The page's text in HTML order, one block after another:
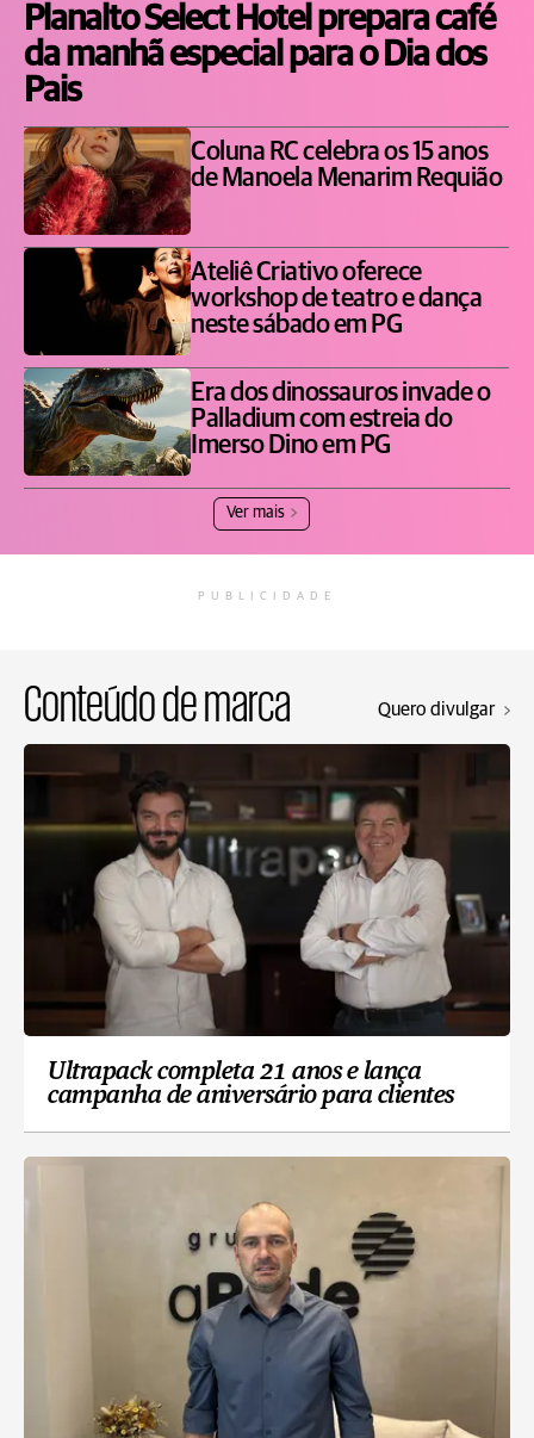
Planalto Select Hotel prepara café
da manhã especial para o Dia dos
Pais
Coluna RC celebra os 15 anos
de Manoela Menarim Requião
Ateliê Criativo oferece
workshop de teatro e dança
neste sábado em PG
Era dos dinossauros invade o
Palladium com estreia do
Imerso Dino em PG
Ver mais
PUBLICIDADE
Conteúdo de marca Quero divulgar
Ultrapack completa 21 anos e lança
campanha de aniversário para clientes